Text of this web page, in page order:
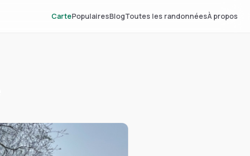
CartePopulairesBlogToutes les randonnéesÀ propos